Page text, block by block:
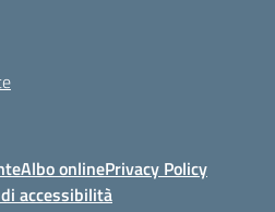
Albo onlinePrivacy Policy
accessibilità